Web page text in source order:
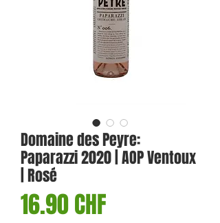
Domaine des Peyre:
Paparazzi 2020 | AOP Ventoux
| Rosé
16.90 CHF